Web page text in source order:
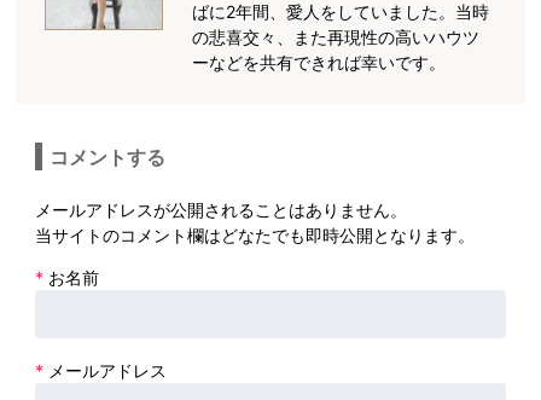
ばに2年間、愛人をしていました。当時
の悲喜交々、また再現性の高いハウツ
ーなどを共有できれば幸いです。
コメントする
メールアドレスが公開されることはありません。
当サイトのコメント欄はどなたでも即時公開となります。
* お名前
* メールアドレス